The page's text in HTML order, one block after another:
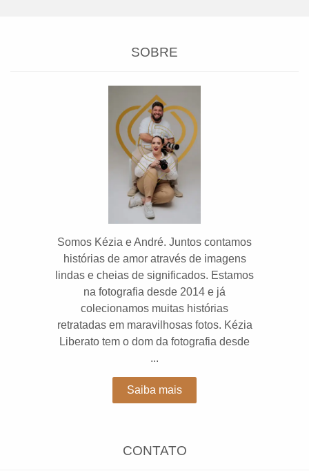
SOBRE
Somos Kézia e André. Juntos contamos
histórias de amor através de imagens
lindas e cheias de significados. Estamos
na fotografia desde 2014 e já
colecionamos muitas histórias
retratadas em maravilhosas fotos. Kézia
Liberato tem o dom da fotografia desde
...
Saiba mais
CONTATO